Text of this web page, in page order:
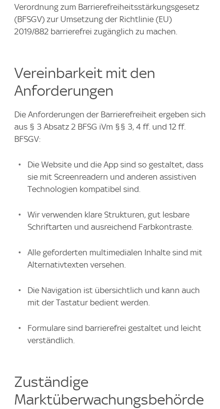
Verordnung zum Barrierefreiheitsstärkungsgesetz
(BFSGV) zur Umsetzung der Richtlinie (EU)
2019/882 barrierefrei zugänglich zu machen.
Vereinbarkeit mit den
Anforderungen
Die Anforderungen der Barrierefreiheit ergeben sich
aus § 3 Absatz 2 BFSG iVm §§ 3, 4 ff. und 12 ff.
BFSGV:
Die Website und die App sind so gestaltet, dass
sie mit Screenreadern und anderen assistiven
Technologien kompatibel sind.
Wir verwenden klare Strukturen, gut lesbare
Schriftarten und ausreichend Farbkontraste.
Alle geforderten multimedialen Inhalte sind mit
Alternativtexten versehen.
Die Navigation ist übersichtlich und kann auch
mit der Tastatur bedient werden.
Formulare sind barrierefrei gestaltet und leicht
verständlich.
Zuständige
Marktüberwachungsbehörde